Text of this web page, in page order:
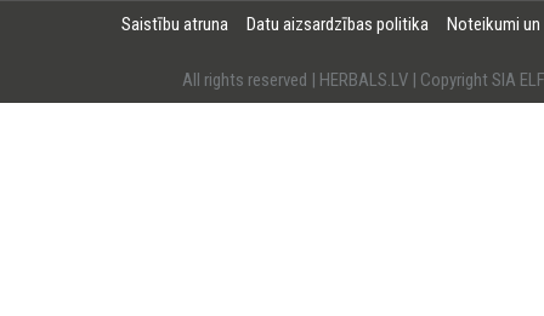
Saistību atruna Datu aizsardzības politika Noteikumi
All rights reserved | HERBALS.LV | Copyright SIA